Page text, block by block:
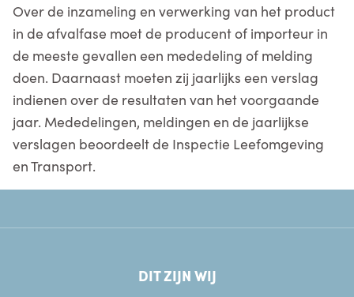
Over de inzameling en verwerking van het product
in de afvalfase moet de producent of importeur in
de meeste gevallen een mededeling of melding
doen. Daarnaast moeten zij jaarlijks een verslag
indienen over de resultaten van het voorgaande
jaar. Mededelingen, meldingen en de jaarlijkse
verslagen beoordeelt de Inspectie Leefomgeving
en Transport.
DIT ZIJN WIJ